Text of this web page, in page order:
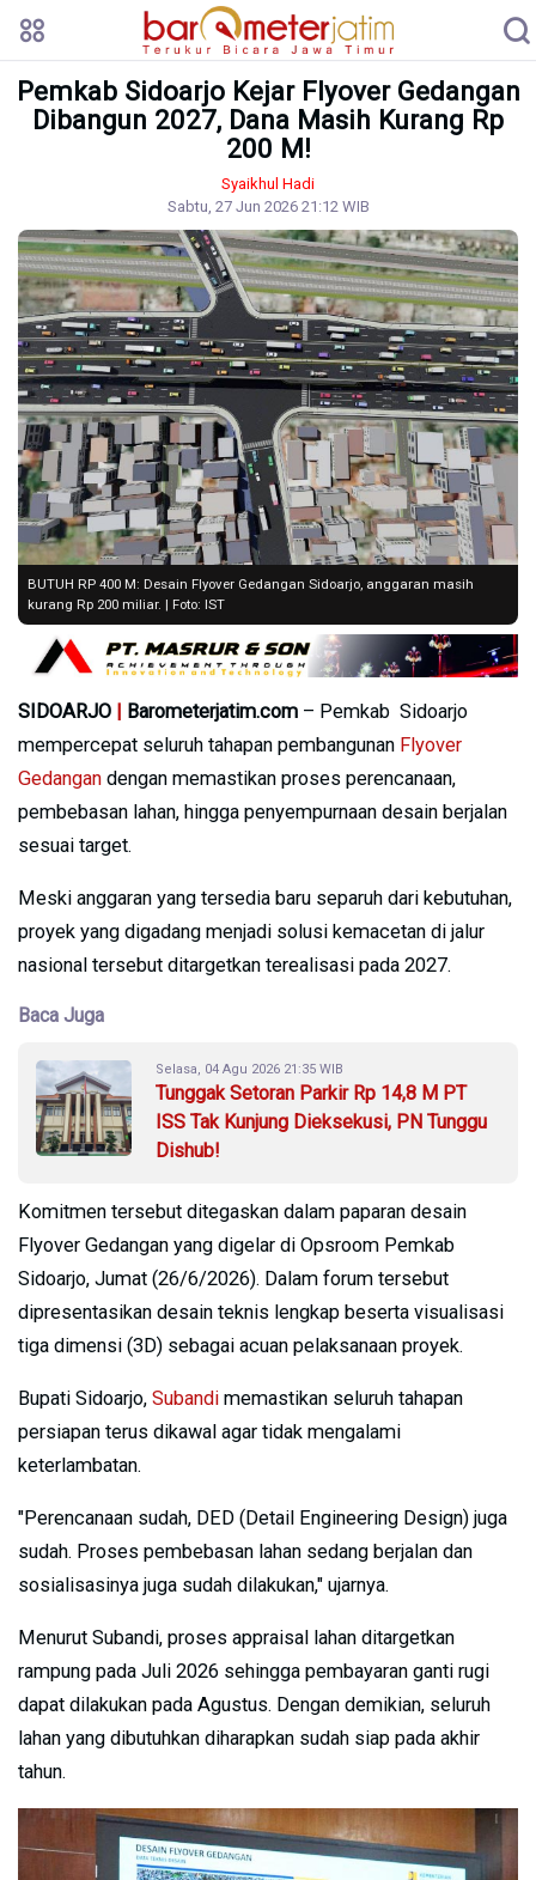
Pemkab Sidoarjo Kejar Flyover Gedangan
Dibangun 2027, Dana Masih Kurang Rp
200 M!
Syaikhul Hadi
Sabtu, 27 Jun 2026 21:12 WIB
BUTUH RP 400 M: Desain Flyover Gedangan Sidoarjo, anggaran masih
kurang Rp 200 miliar. | Foto: IST
SIDOARJO | Barometerjatim.com – Pemkab Sidoarjo
mempercepat seluruh tahapan pembangunan Flyover
Gedangan dengan memastikan proses perencanaan,
pembebasan lahan, hingga penyempurnaan desain berjalan
sesuai target.
Meski anggaran yang tersedia baru separuh dari kebutuhan,
proyek yang digadang menjadi solusi kemacetan di jalur
nasional tersebut ditargetkan terealisasi pada 2027.
Baca Juga
Selasa, 04 Agu 2026 21:35 WIB
Tunggak Setoran Parkir Rp 14,8 M PT
ISS Tak Kunjung Dieksekusi, PN Tunggu
Dishub!
Komitmen tersebut ditegaskan dalam paparan desain
Flyover Gedangan yang digelar di Opsroom Pemkab
Sidoarjo, Jumat (26/6/2026). Dalam forum tersebut
dipresentasikan desain teknis lengkap beserta visualisasi
tiga dimensi (3D) sebagai acuan pelaksanaan proyek.
Bupati Sidoarjo, Subandi memastikan seluruh tahapan
persiapan terus dikawal agar tidak mengalami
keterlambatan.
"Perencanaan sudah, DED (Detail Engineering Design) juga
sudah. Proses pembebasan lahan sedang berjalan dan
sosialisasinya juga sudah dilakukan," ujarnya.
Menurut Subandi, proses appraisal lahan ditargetkan
rampung pada Juli 2026 sehingga pembayaran ganti rugi
dapat dilakukan pada Agustus. Dengan demikian, seluruh
lahan yang dibutuhkan diharapkan sudah siap pada akhir
tahun.